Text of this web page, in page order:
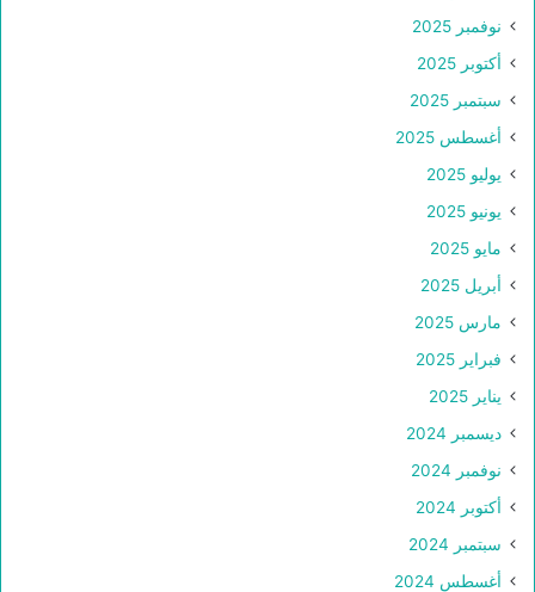
نوفمبر 2025
أكتوبر 2025
سبتمبر 2025
أغسطس 2025
يوليو 2025
يونيو 2025
مايو 2025
أبريل 2025
مارس 2025
فبراير 2025
يناير 2025
ديسمبر 2024
نوفمبر 2024
أكتوبر 2024
سبتمبر 2024
أغسطس 2024